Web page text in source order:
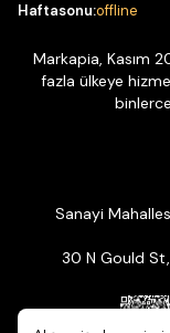
Haftasonu:offline
Markapia, Kasım
fazla ülkeye
Sanayi
30 N Gould